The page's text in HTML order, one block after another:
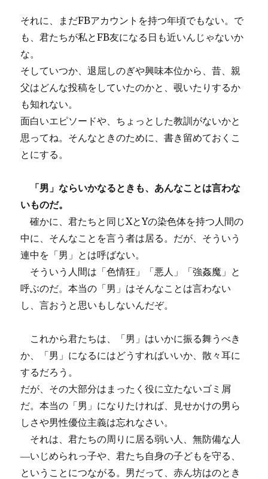
それに、まだFBアカウントを持つ年頃でもない。で
も、君たちが私とFB友になる日も近いんじゃないか
な。
そしていつか、退屈しのぎや興味本位から、昔、親
父はどんな投稿をしていたのかと、覗いたりするか
も知れない。
面白いエピソードや、ちょっとした教訓がないかと
思ってね。そんなときのために、書き留めておくこ
とにする。
「男」ならいかなるときも、あんなことは言わな
いものだ。
確かに、君たちと同じXとYの染色体を持つ人間の
中に、そんなことを言う者は居る。だが、そういう
連中を「男」とは呼ばない。
そういう人間は「色情狂」「悪人」「強姦魔」と
呼ぶのだ。本当の「男」はそんなことは言わない
し、言おうと思いもしないんだぞ。
これから君たちは、「男」はいかに振る舞うべき
か、「男」になるにはどうすればいいか、散々耳に
するだろう。
だが、その大部分はまったく役に立たないゴミ屑
だ。本当の「男」になりたければ、見せかけの男ら
しさや男性優位主義は忘れなさい。
それは、君たちの周りに居る弱い人、無防備な人
―いじめられっ子や、君たち自身の子どもを守る、
ということにつながる。男だって、赤ん坊はのとき